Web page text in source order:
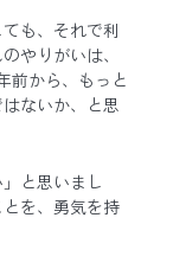
も、それで利
やりがいは、
前から、もっと
ないか、と思
と思いまし
を、勇気を持